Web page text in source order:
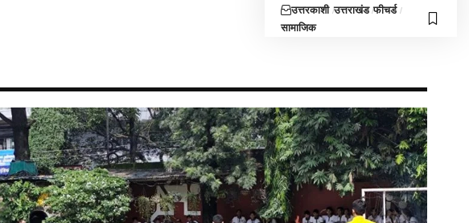
उत्तरकाशी उत्तराखंड फीचर्ड
सामाजिक